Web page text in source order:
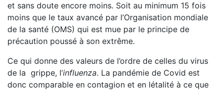
et sans doute encore moins. Soit au minimum 15 fois
moins que le taux avancé par l’Organisation mondiale
de la santé (OMS) qui est mue par le principe de
précaution poussé à son extrême.
Ce qui donne des valeurs de l’ordre de celles du virus
de la grippe, l’influenza. La pandémie de Covid est
donc comparable en contagion et en létalité à ce que